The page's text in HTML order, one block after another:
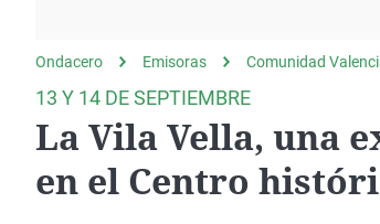
gato
Negra
Ondacero Emisoras Comunidad
13 Y 14 DE SEPTIEMBRE
La Vila Vella, una
en el Centro